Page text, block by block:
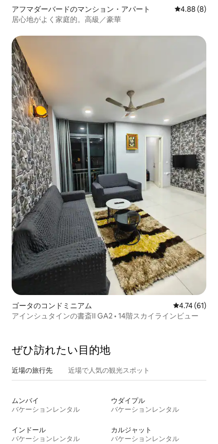
アフマダーバードのマンション・アパート レビュー8件
4.88 (8)
居心地がよく家庭的。高級／豪華
ゴータのコンドミニアム レビュー61
4.74 (61)
アインシュタインの書斎II GA2 • 14階スカイラインビュー
ぜひ訪⁠れ⁠た⁠い目⁠的⁠地
近場の旅行先 近場で人気の観光スポット
ムンバイ
バケーションレンタル
ウダイプル
バケーションレンタル
インドール
バケーションレンタル
カルジャット
バケーションレンタル